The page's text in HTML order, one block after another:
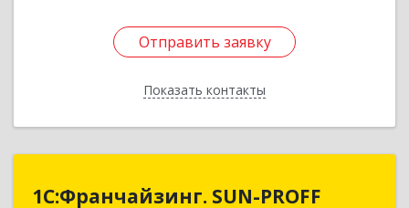
Отправить заявку
Показать контакты
Отправить заявку
Назад
1С:Франчайзинг. SUN-PROFF
1С:Франчайзинг. SUN-PROFF